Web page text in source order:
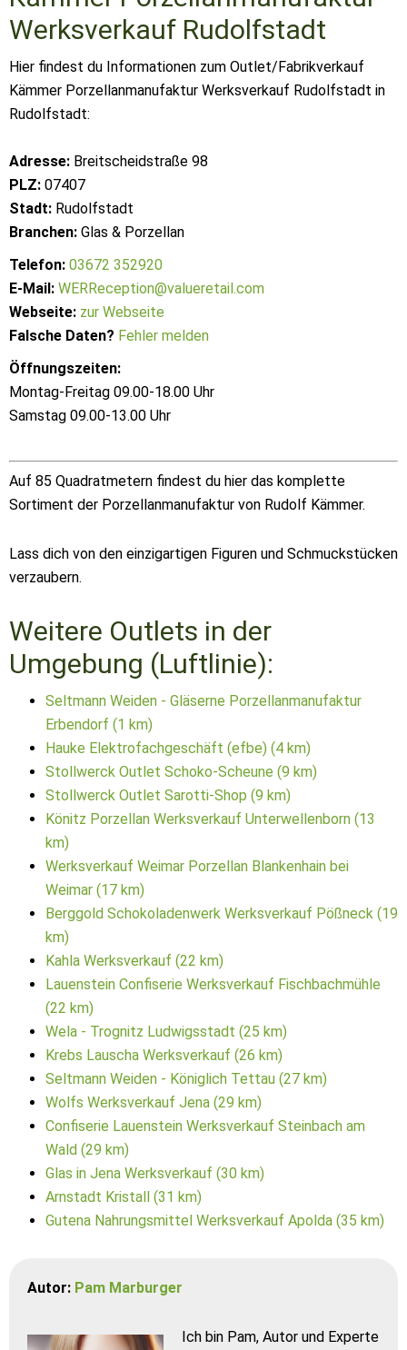
Werksverkauf Rudolfstadt
Hier findest du Informationen zum Outlet/Fabrikverkauf
Kämmer Porzellanmanufaktur Werksverkauf Rudolfstadt in
Rudolfstadt:
Adresse: Breitscheidstraße 98
PLZ: 07407
Stadt: Rudolfstadt
Branchen: Glas & Porzellan
Telefon: 03672 352920
E-Mail: WERReception@valueretail.com
Webseite: zur Webseite
Falsche Daten? Fehler melden
Öffnungszeiten:
Montag-Freitag 09.00-18.00 Uhr
Samstag 09.00-13.00 Uhr
Auf 85 Quadratmetern findest du hier das komplette
Sortiment der Porzellanmanufaktur von Rudolf Kämmer.
Lass dich von den einzigartigen Figuren und Schmuckstücken
verzaubern.
Weitere Outlets in der
Umgebung (Luftlinie):
Seltmann Weiden - Gläserne Porzellanmanufaktur
Erbendorf (1 km)
Hauke Elektrofachgeschäft (efbe) (4 km)
Stollwerck Outlet Schoko-Scheune (9 km)
Stollwerck Outlet Sarotti-Shop (9 km)
Könitz Porzellan Werksverkauf Unterwellenborn (13
km)
Werksverkauf Weimar Porzellan Blankenhain bei
Weimar (17 km)
Berggold Schokoladenwerk Werksverkauf Pößneck (19
km)
Kahla Werksverkauf (22 km)
Lauenstein Confiserie Werksverkauf Fischbachmühle
(22 km)
Wela - Trognitz Ludwigsstadt (25 km)
Krebs Lauscha Werksverkauf (26 km)
Seltmann Weiden - Königlich Tettau (27 km)
Wolfs Werksverkauf Jena (29 km)
Confiserie Lauenstein Werksverkauf Steinbach am
Wald (29 km)
Glas in Jena Werksverkauf (30 km)
Arnstadt Kristall (31 km)
Gutena Nahrungsmittel Werksverkauf Apolda (35 km)
Autor: Pam Marburger
Ich bin Pam, Autor und Experte